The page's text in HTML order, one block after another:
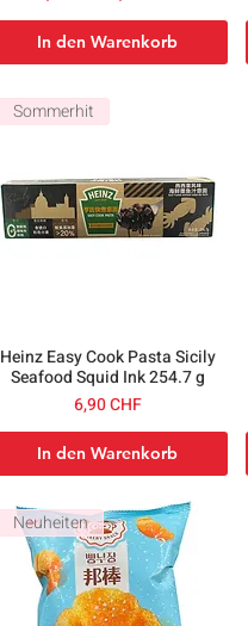
In den Warenkorb
Sommerhit
Heinz Easy Cook Pasta Sicily
Seafood Squid Ink 254.7 g
Preis
6,90 CHF
In den Warenkorb
Neuheiten